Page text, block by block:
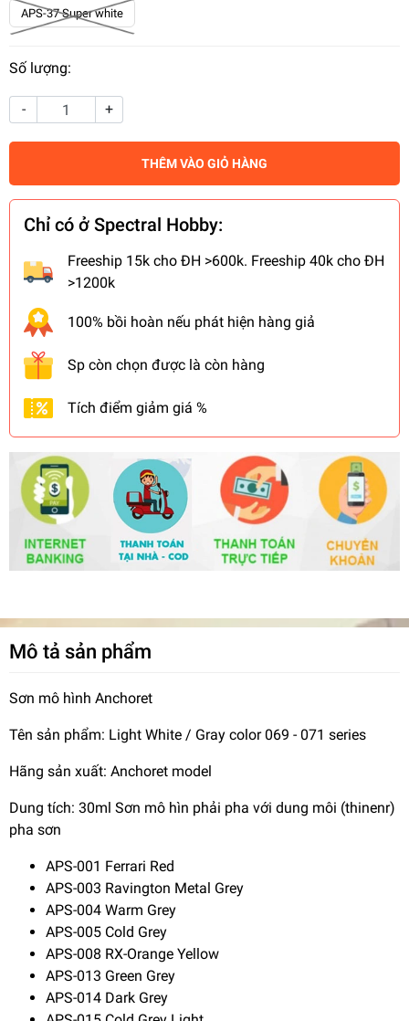
APS-37 Super white
Số lượng:
- +
THÊM VÀO GIỎ HÀNG
Chỉ có ở Spectral Hobby:
Freeship 15k cho ĐH >600k. Freeship 40k cho ĐH
>1200k
100% bồi hoàn nếu phát hiện hàng giả
Sp còn chọn được là còn hàng
Tích điểm giảm giá %
Mô tả sản phẩm
Sơn mô hình Anchoret
Tên sản phẩm: Light White / Gray color 069 - 071 series
Hãng sản xuất: Anchoret model
Dung tích: 30ml Sơn mô hìn phải pha với dung môi (thinenr)
pha sơn
APS-001 Ferrari Red
APS-003 Ravington Metal Grey
APS-004 Warm Grey
APS-005 Cold Grey
APS-008 RX-Orange Yellow
APS-013 Green Grey
APS-014 Dark Grey